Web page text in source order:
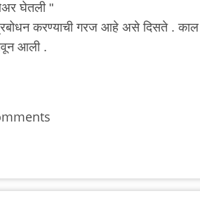
घेतली "
करण्याची गरज आहे असे दिसते . काल
आली .